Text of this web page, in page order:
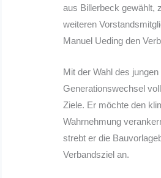
aus Billerbeck gewählt,
weiteren
Manuel Ueding den
Mit der Wahl des
Generationswechsel
Ziele. Er möchte den
Wahrnehmung
strebt er die
Verbandsziel an.